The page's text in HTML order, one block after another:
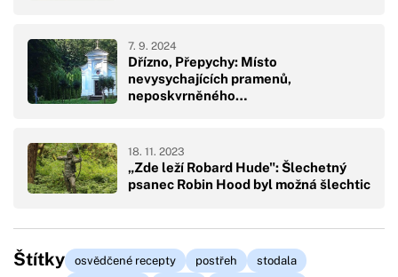
Dřízno, Přepychy: Místo
nevysychajících pramenů,
neposkvrněného…
7. 9. 2024
„Zde leží Robard Hude": Šlechetný
psanec Robin Hood byl možná šlechtic
18. 11. 2023
Štítky osvědčené recepty postřeh
stodala